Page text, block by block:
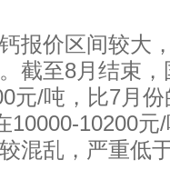
报价区间较大
截至8月结束
元/吨，比7月
10000-10200
混乱，严重低